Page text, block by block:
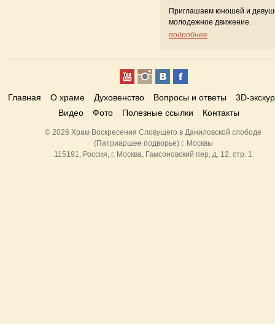
Приглашаем юношей и
молодежное движение.
подробнее
Главная О храме Духовенство Вопросы и ответы
3D-
Видео
Фото Полезные ссылки Контакты
© 2026 Храм Воскресения Словущего в Даниловской слободе
(Патриаршее подворье) г. Москвы
115191, Россия, г. Москва, Гамсоновский пер, д. 12, стр. 1